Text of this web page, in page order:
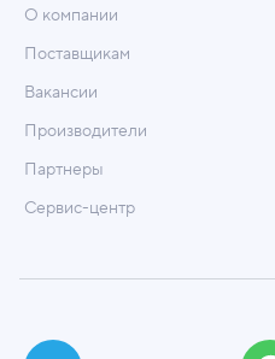
О компании
Поставщикам
Вакансии
Производители
Партнеры
Сервис-центр